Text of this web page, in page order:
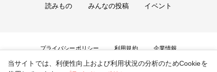
読みもの みんなの投稿 イベント
プライバシーポリシー 利用規約 企業情報
お問い合わせ
当サイトでは、利便性向上および利用状況の分析のためCookieを